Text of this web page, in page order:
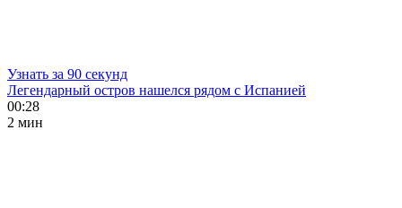
Узнать за 90 секунд
Легендарный остров нашелся рядом с Испанией
00:28
2 мин